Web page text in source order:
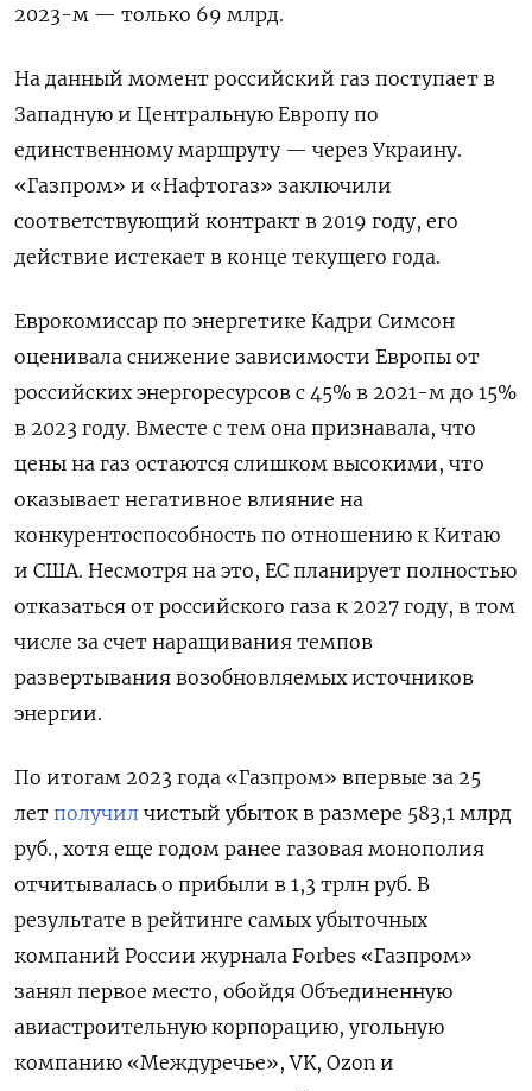
2023-м — только 69 млрд.
На данный момент российский газ поступает в
Западную и Центральную Европу по
единственному маршруту — через Украину.
«Газпром» и «Нафтогаз» заключили
соответствующий контракт в 2019 году, его
действие истекает в конце текущего года.
Еврокомиссар по энергетике Кадри Симсон
оценивала снижение зависимости Европы от
российских энергоресурсов с 45% в 2021-м до 15%
в 2023 году. Вместе с тем она признавала, что
цены на газ остаются слишком высокими, что
оказывает негативное влияние на
конкурентоспособность по отношению к Китаю
и США. Несмотря на это, ЕС планирует полностью
отказаться от российского газа к 2027 году, в том
числе за счет наращивания темпов
развертывания возобновляемых источников
энергии.
По итогам 2023 года «Газпром» впервые за 25
лет получил чистый убыток в размере 583,1 млрд
руб., хотя еще годом ранее газовая монополия
отчитывалась о прибыли в 1,3 трлн руб. В
результате в рейтинге самых убыточных
компаний России журнала Forbes «Газпром»
занял первое место, обойдя Объединенную
авиастроительную корпорацию, угольную
компанию «Междуречье», VK, Ozon и